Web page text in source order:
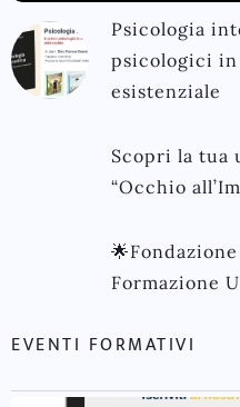
Psicologia
psicologici
esistenziale
Scopri la tua
“Occhio
Formazione
EVENTI FORMATIVI